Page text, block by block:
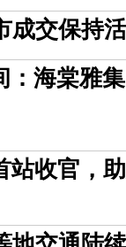
成交保持
：海棠雅
站收官，